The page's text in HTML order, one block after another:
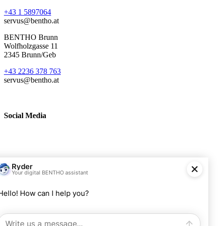
+43 1 5897064
servus@bentho.at
BENTHO Brunn
Wolfholzgasse 11
2345 Brunn/Geb
+43 2236 378 763
servus@bentho.at
Social Media
BENTHO eMobility GmbH
Wolfholzgasse 11
+43 2236 378763